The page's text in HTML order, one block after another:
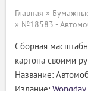
Главная »
» №18583 -
Сборная
картона своими
Название: